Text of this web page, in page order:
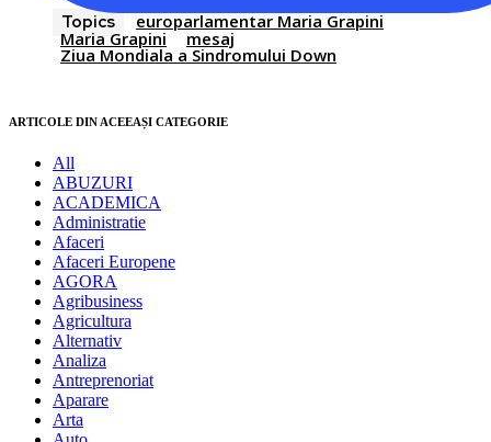
Topics
europarlamentar Maria Grapini
Maria Grapini
mesaj
Ziua Mondiala a Sindromului Down
ARTICOLE DIN ACEEAȘI CATEGORIE
All
ABUZURI
ACADEMICA
Administratie
Afaceri
Afaceri Europene
AGORA
Agribusiness
Agricultura
Alternativ
Analiza
Antreprenoriat
Aparare
Arta